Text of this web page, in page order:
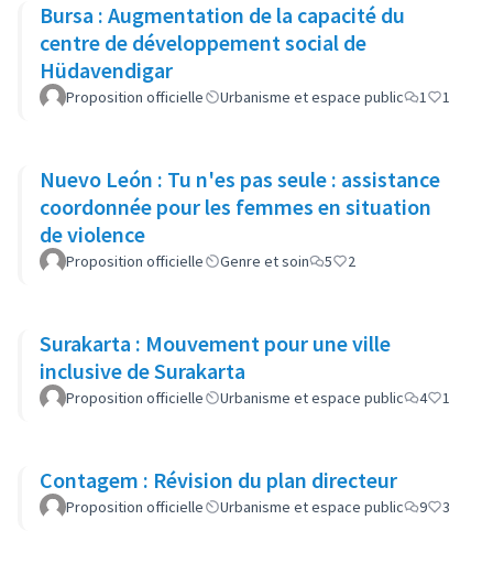
Bursa : Augmentation de la capacité du
centre de développement social de
Hüdavendigar
Proposition officielle Urbanisme et espace public 1 1
Nuevo León : Tu n'es pas seule : assistance
coordonnée pour les femmes en situation
de violence
Proposition officielle Genre et soin 5 2
Surakarta : Mouvement pour une ville
inclusive de Surakarta
Proposition officielle Urbanisme et espace public 4 1
Contagem : Révision du plan directeur
Proposition officielle Urbanisme et espace public 9 3